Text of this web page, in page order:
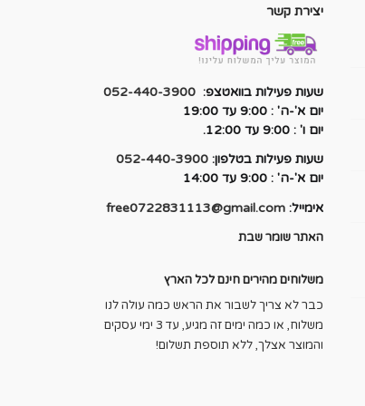
יצירת קשר
שעות פעילות בוואטצפ: 052-440-3900
יום א'-ה' : 9:00 עד 19:00
יום ו' : 9:00 עד 12:00.
שעות פעילות בטלפון: 052-440-3900
יום א'-ה' : 9:00 עד 14:00
אימייל: free0722831113@gmail.com
האתר שומר שבת
משלוחים מהירים חינם לכל הארץ
כבר לא צריך לשבור את הראש כמה עולה לנו
משלוח, או כמה ימים זה מגיע, עד 3 ימי עסקים
והמוצר אצלך, ללא תוספת תשלום!